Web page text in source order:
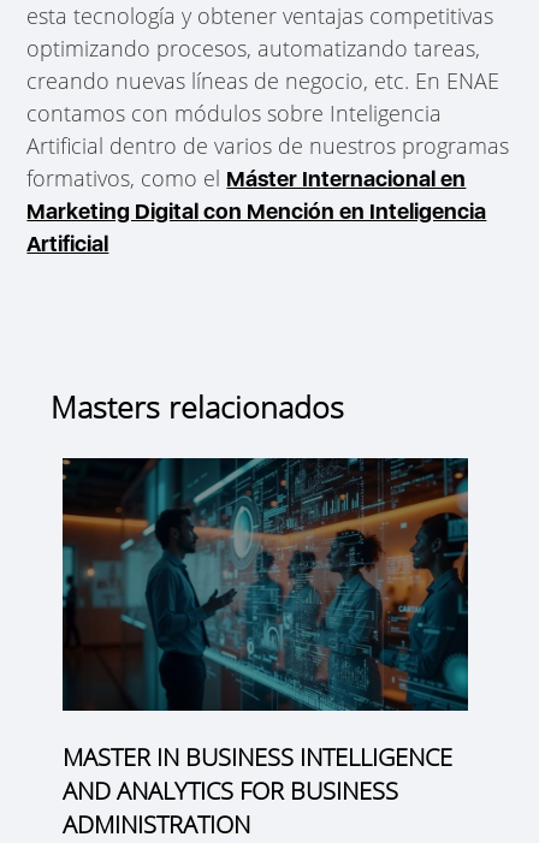
esta tecnología y obtener ventajas competitivas
optimizando procesos, automatizando tareas,
creando nuevas líneas de negocio, etc. En ENAE
contamos con módulos sobre Inteligencia
Artificial dentro de varios de nuestros programas
formativos, como el Máster Internacional en
Marketing Digitalcon Mención en Inteligencia
Artificial
Masters relacionados
MASTER IN BUSINESS INTELLIGENCE
AND ANALYTICS FOR BUSINESS
ADMINISTRATION